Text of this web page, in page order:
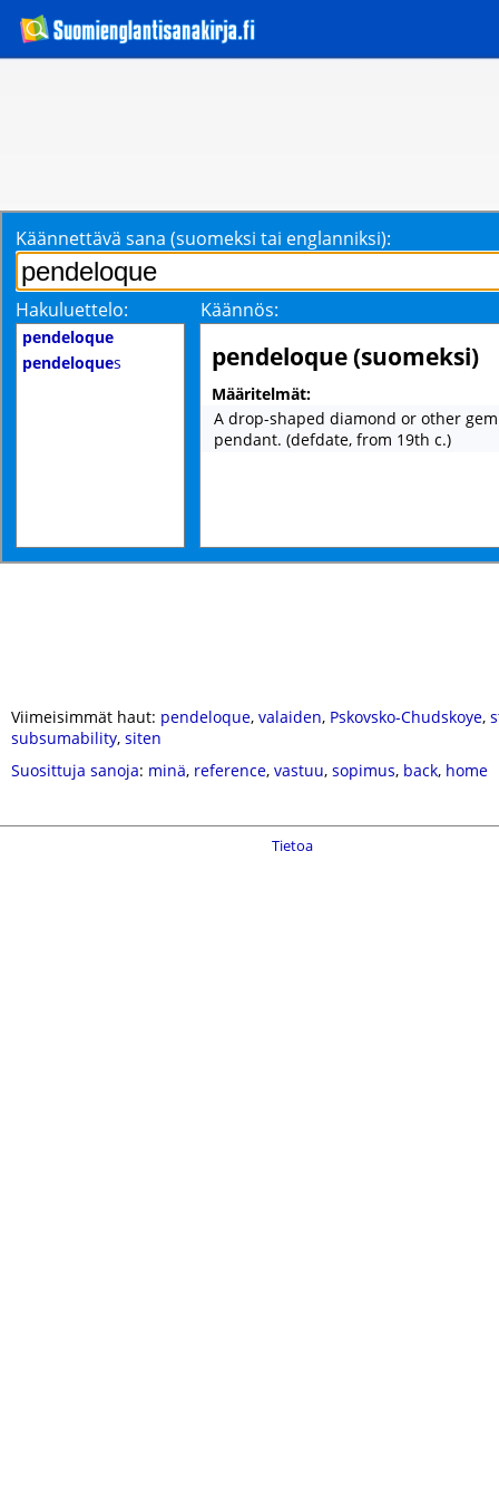
Käännettävä sana (suomeksi tai englanniksi):
Hakuluettelo: Käännös:
pendeloque
pendeloques pendeloque (suomeksi)
Määritelmät:
A drop-shaped diamond or other
pendant. (defdate, from 19th c.)
Viimeisimmät haut: pendeloque, valaiden, Pskovsko-Chudskoye,
subsumability, siten
Suosittuja sanoja: minä, reference, vastuu, sopimus, back, home
Tietoa